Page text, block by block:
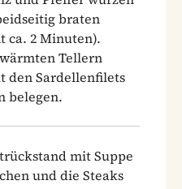
braten
ca. 2 Minuten).
Tellern
den Sardellenfilets
belegen.
mit Suppe
und die Steaks